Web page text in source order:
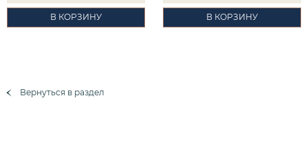
В КОРЗИНУ В КОРЗИНУ
Вернуться в раздел